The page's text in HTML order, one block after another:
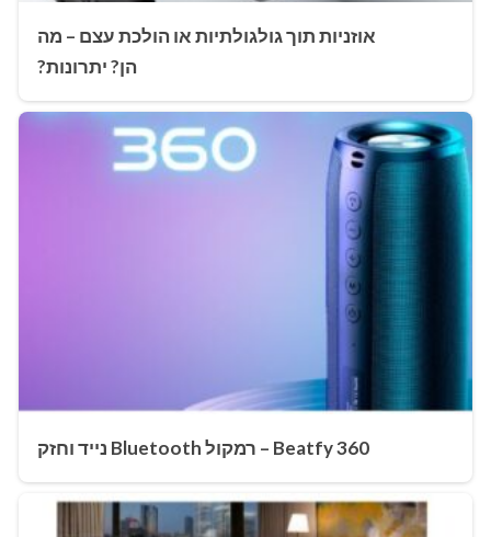
אוזניות תוך גולגולתיות או הולכת עצם – מה
הן? יתרונות?
Beatfy 360 – רמקול Bluetooth נייד וחזק